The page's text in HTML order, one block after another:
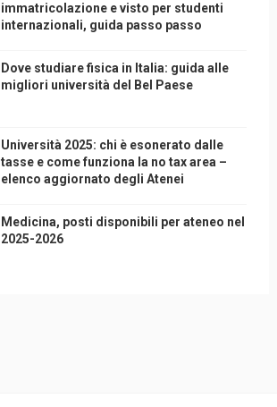
immatricolazione e visto per studenti
internazionali, guida passo passo
Dove studiare fisica in Italia: guida alle
migliori università del Bel Paese
Università 2025: chi è esonerato dalle
tasse e come funziona la no tax area –
elenco aggiornato degli Atenei
Medicina, posti disponibili per ateneo nel
2025-2026